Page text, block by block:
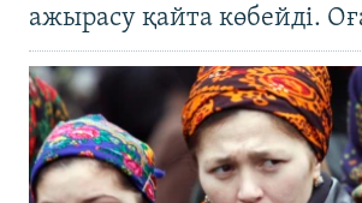
ажырасу қайта көбейді.